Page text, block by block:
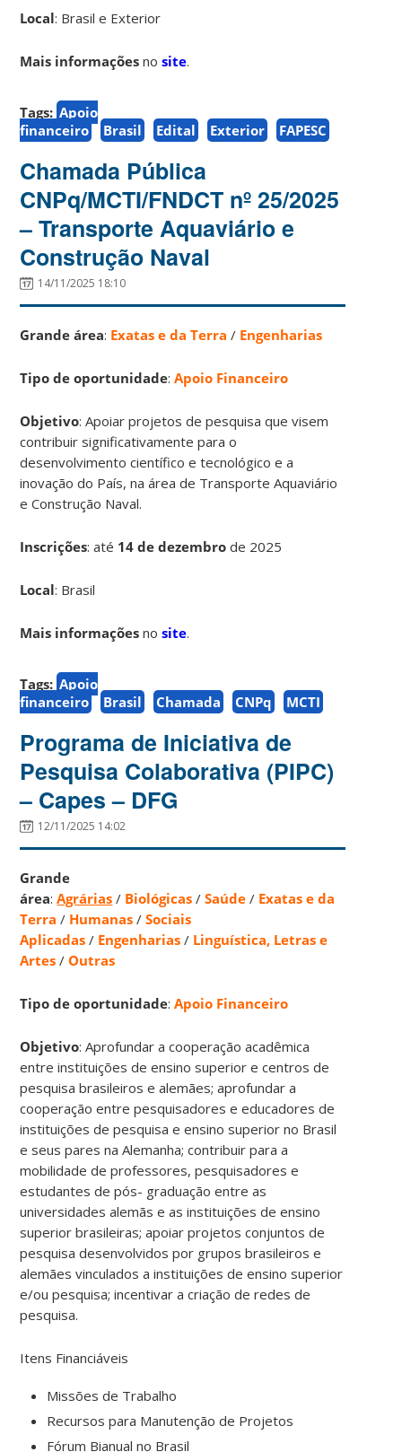
Local: Brasil e Exterior
Mais informações nosite.
Tags: Apoio
financeiro
Brasil Edital Exterior FAPESC
Chamada Pública
CNPq/MCTI/FNDCT nº 25/2025
– Transporte Aquaviário e
Construção Naval
14/11/2025 18:10
Grande área: Exatas e da Terra / Engenharias
Tipo de oportunidade:Apoio Financeiro
Objetivo: Apoiar projetos de pesquisa que visem
contribuir significativamente para o
desenvolvimento científico e tecnológico e a
inovação do País, na área de Transporte Aquaviário
e Construção Naval.
Inscrições: até 14 de dezembrode 2025
Local: Brasil
Mais informações nosite.
Tags: Apoio
financeiro
Brasil Chamada CNPq MCTI
Programa de Iniciativa de
Pesquisa Colaborativa (PIPC)
– Capes – DFG
12/11/2025 14:02
Grande
área:Agrárias / Biológicas /Saúde / Exatas e da
Terra / Humanas /Sociais
Aplicadas / Engenharias / Linguística, Letras e
Artes /Outras
Tipo de oportunidade:Apoio Financeiro
Objetivo: Aprofundar a cooperação acadêmica
entre instituições de ensino superior e centros de
pesquisa brasileiros e alemães; aprofundar a
cooperação entre pesquisadores e educadores de
instituições de pesquisa e ensino superior no Brasil
e seus pares na Alemanha; contribuir para a
mobilidade de professores, pesquisadores e
estudantes de pós- graduação entre as
universidades alemãs e as instituições de ensino
superior brasileiras; apoiar projetos conjuntos de
pesquisa desenvolvidos por grupos brasileiros e
alemães vinculados a instituições de ensino superior
e/ou pesquisa; incentivar a criação de redes de
pesquisa.
Itens Financiáveis
Missões de Trabalho
Recursos para Manutenção de Projetos
Fórum Bianual no Brasil